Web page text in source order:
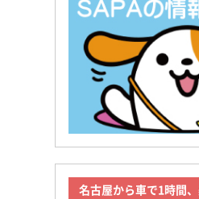
名古屋から車で1時間